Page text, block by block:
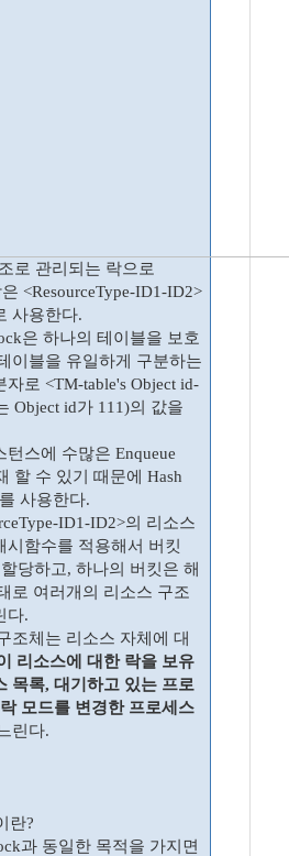
로 관리되는 락으로
<ResourceType-ID1-ID2>
사용한다.
은 하나의 테이블을 보호
이블을 유일하게 구분하는
자로 <TM-table's Object id-
Object id가 111)의 값을
턴스에 수많은 Enqueue
할 수 있기 때문에 Hash
사용한다.
ID1-ID2>의 리소스
시함수를 적용해서 버킷
당하고, 하나의 버킷은 해
로 여러개의 리소스 구조
다.
조체는 리소스 자체에 대
리소스에 대한 락을 보유
목록, 대기하고 있는 프로
모드를 변경한 프로세스
린다.
란?
과 동일한 목적을 가지면